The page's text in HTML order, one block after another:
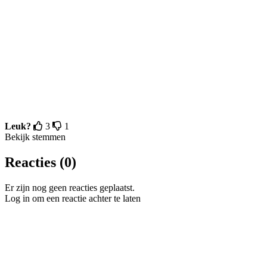
Leuk? 3
1
Bekijk stemmen
Reacties (0)
Er zijn nog geen reacties geplaatst.
Log in om een reactie achter te laten